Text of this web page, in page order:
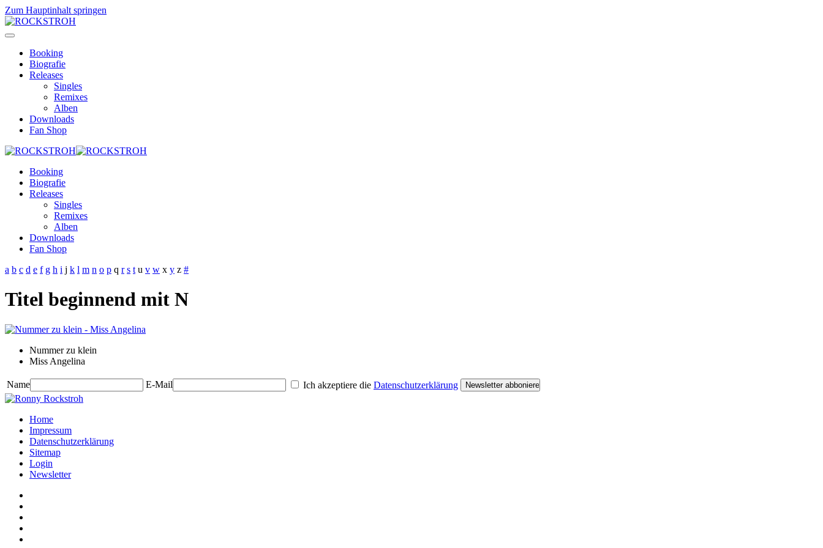
Zum Hauptinhalt springen
Booking
Biografie
Releases
Singles
Remixes
Alben
Downloads
Fan Shop
Booking
Biografie
Releases
Singles
Remixes
Alben
Downloads
Fan Shop
a b c d e f g h i j k l m n o p q r s t u v w x y z #
Titel beginnend mit N
Nummer zu klein
Miss Angelina
Name E-Mail Ich akzeptiere die Datenschutzerklärung
Home
Impressum
Datenschutzerklärung
Sitemap
Login
Newsletter